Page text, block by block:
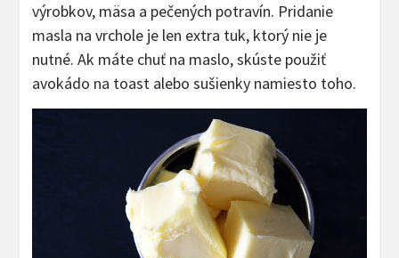
výrobkov, mäsa a pečených potravín. Pridanie
masla na vrchole je len extra tuk, ktorý nie je
nutné. Ak máte chuť na maslo, skúste použiť
avokádo na toast alebo sušienky namiesto toho.